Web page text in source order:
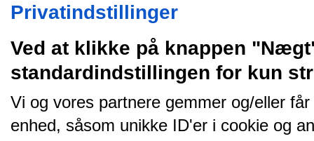
Privatindstillinger
Ved at klikke på knappen
standardindstillingen for kun
Vi og vores partnere gemmer og/eller
enhed, såsom unikke ID'er i cookie og